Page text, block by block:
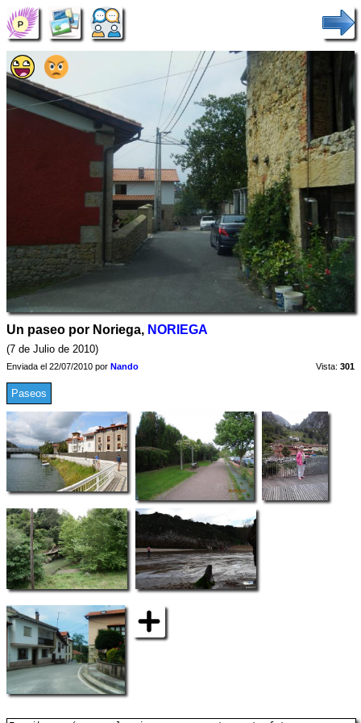
Un paseo por Noriega, NORIEGA
(7 de Julio de 2010)
Enviada el 22/07/2010 por Nando Vista: 301
Paseos